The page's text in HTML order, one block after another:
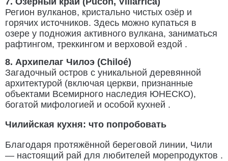
Регион вулканов, кристально чистых озёр и
горячих источников. Здесь можно купаться в
озере у подножия активного вулкана, заниматься
рафтингом, треккингом и верховой ездой .
8. Архипелаг Чилоэ (Chiloé)
Загадочный остров с уникальной деревянной
архитектурой (включая церкви, признанные
объектами Всемирного наследия ЮНЕСКО),
богатой мифологией и особой кухней .
Чилийская кухня: что попробовать
Благодаря протяжённой береговой линии, Чили
— настоящий рай для любителей морепродуктов .